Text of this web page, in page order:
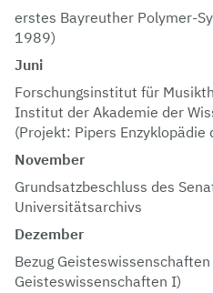
erstes Bayreuther Polymer-
1989)
Juni
Forschungsinstitut für
Institut der Akademie der
(Projekt: Pipers Enzyklopädie
November
Grundsatzbeschluss des
Universitätsarchivs
Dezember
Bezug
Geisteswissenschaften I)